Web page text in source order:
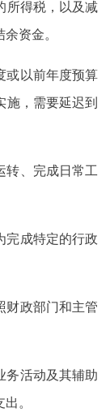
所得税，以及减
资金。
或以前年度预算
施，需要延迟到
转、完成日常工
完成特定的行政
财政部门和主管
务活动及其辅助
。